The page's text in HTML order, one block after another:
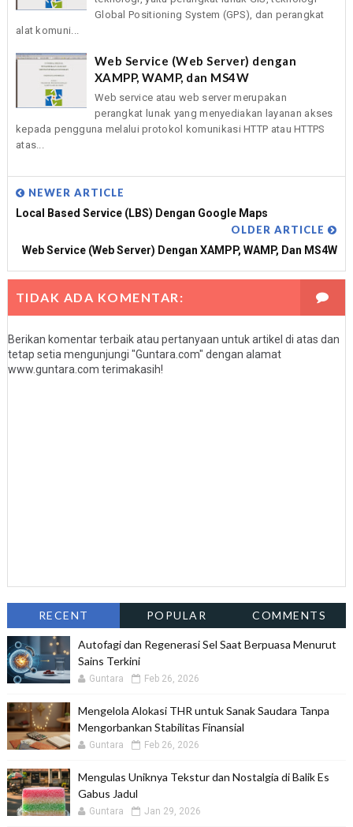
Global Positioning System (GPS), dan perangkat
alat komuni...
Web Service (Web Server) dengan
XAMPP, WAMP, dan MS4W
Web service atau web server merupakan
perangkat lunak yang menyediakan layanan akses
kepada pengguna melalui protokol komunikasi HTTP atau HTTPS
atas...
NEWER ARTICLE
Local Based Service (LBS) Dengan Google Maps
OLDER ARTICLE
Web Service (Web Server) Dengan XAMPP, WAMP, Dan MS4W
TIDAK ADA KOMENTAR:
Berikan komentar terbaik atau pertanyaan untuk artikel di atas dan
tetap setia mengunjungi "Guntara.com" dengan alamat
www.guntara.com terimakasih!
RECENT POPULAR COMMENTS
Autofagi dan Regenerasi Sel Saat Berpuasa Menurut
Sains Terkini
Guntara Feb 26, 2026
Mengelola Alokasi THR untuk Sanak Saudara Tanpa
Mengorbankan Stabilitas Finansial
Guntara Feb 26, 2026
Mengulas Uniknya Tekstur dan Nostalgia di Balik Es
Gabus Jadul
Guntara Jan 29, 2026